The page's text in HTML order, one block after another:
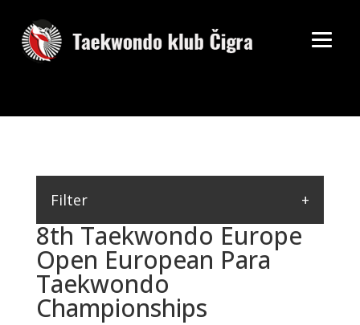
8th Taekwondo Europe
Open European Para
Taekwondo
Championships
Filter